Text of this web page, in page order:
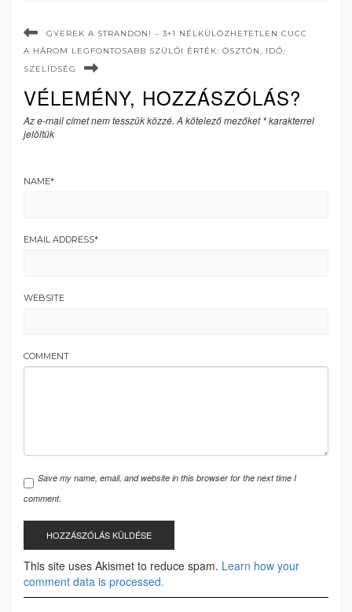
GYEREK A STRANDON! – 3+1 NÉLKÜLÖZHETETLEN CUCC
A HÁROM LEGFONTOSABB SZÜLŐI ÉRTÉK: ÖSZTÖN, IDŐ,
SZELÍDSÉG
VÉLEMÉNY, HOZZÁSZÓLÁS?
Az e-mail címet nem tesszük közzé. A kötelező mezőket*karakterrel
jelöltük
NAME*
EMAIL ADDRESS*
WEBSITE
COMMENT
Save my name, email, and website in this browser for the next time I
comment.
This site uses Akismet to reduce spam. Learn how your
comment data is processed.